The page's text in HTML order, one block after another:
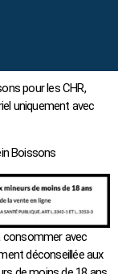
pour les CHR,
uniquement avec
Boissons
consommer avec
déconseillée aux